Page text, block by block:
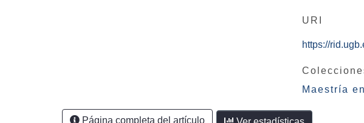
URI
https://
Maestría
Página completa del artículo